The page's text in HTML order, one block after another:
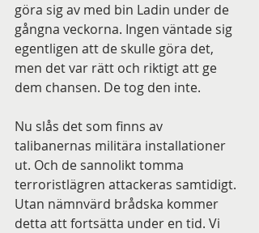
göra sig av med bin Ladin under de
gångna veckorna. Ingen väntade sig
egentligen att de skulle göra det,
men det var rätt och riktigt att ge
dem chansen. De tog den inte.
Nu slås det som finns av
talibanernas militära installationer
ut. Och de sannolikt tomma
terroristlägren attackeras samtidigt.
Utan nämnvärd brådska kommer
detta att fortsätta under en tid. Vi